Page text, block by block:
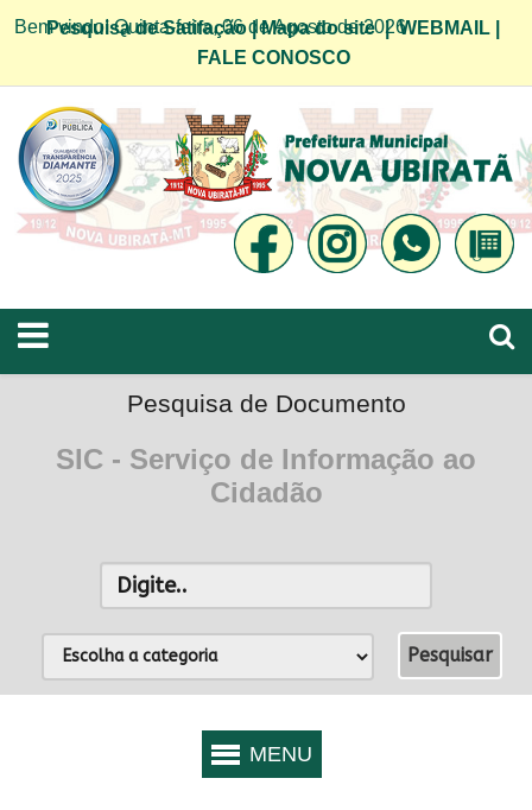
Bem vindo! Quinta-feira, 06 de Agosto de 2026
Pesquisa de Satifação|Mapa do site|WEBMAIL
FALE CONOSCO
Pesquisa de Documento
SIC - Serviço de Informação ao
Cidadão